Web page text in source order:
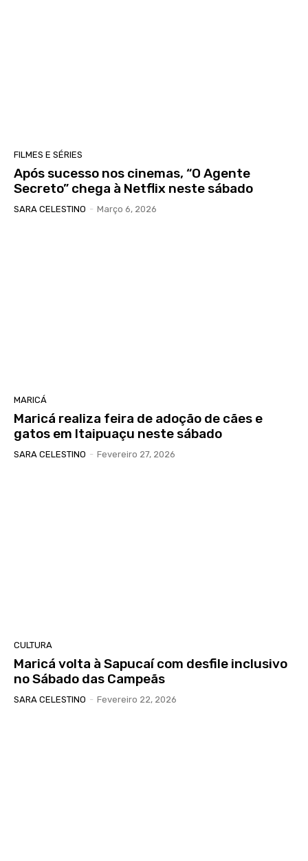
FILMES E SÉRIES
Após sucesso nos cinemas, “O Agente
Secreto” chega à Netflix neste sábado
SARA CELESTINO - Março 6, 2026
MARICÁ
Maricá realiza feira de adoção de cães e
gatos em Itaipuaçu neste sábado
SARA CELESTINO - Fevereiro 27, 2026
CULTURA
Maricá volta à Sapucaí com desfile inclusivo
no Sábado das Campeãs
SARA CELESTINO - Fevereiro 22, 2026